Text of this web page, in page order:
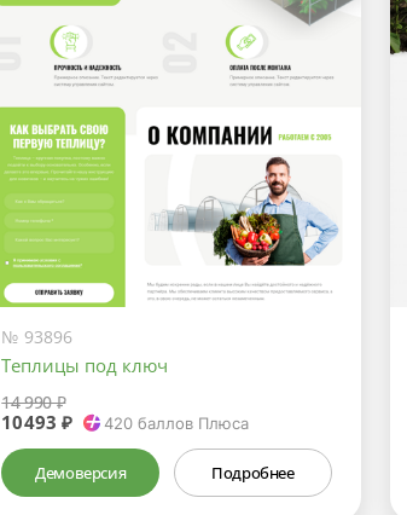
№ 93896
Теплицы под ключ
14 990 ₽
10493 ₽ 420баллов Плюса
Демоверсия Подробнее